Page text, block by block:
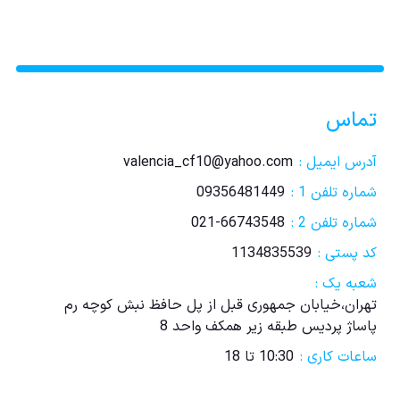
تماس
آدرس ایمیل : valencia_cf10@yahoo.com
شماره تلفن 1 :
09356481449
شماره تلفن 2 :
021-66743548
کد پستی : 1134835539
شعبه یک :
تهران،خیابان جمهوری قبل از پل حافظ نبش کوچه رم
پاساژ پردیس طبقه زیر همکف واحد 8
ساعات کاری : 10:30 تا 18